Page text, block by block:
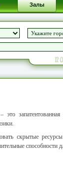
Залы
это запатентованная
скрытые
способности